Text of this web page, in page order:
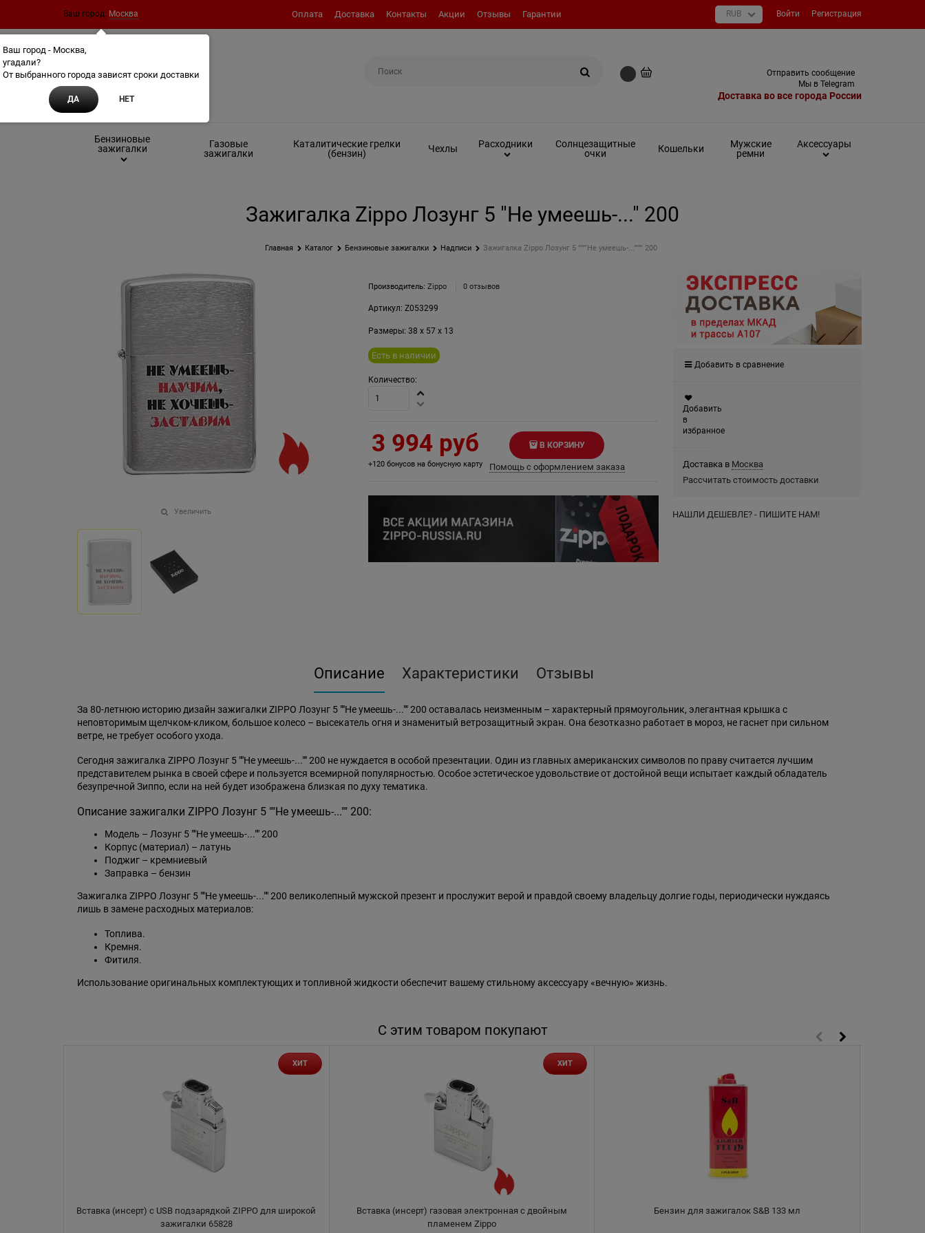
Ваш город: Москва Оплата Доставка Контакты Акции Отзывы Гарантии Войти Регистрация
Отправить сообщение
Мы в Telegram
Доставка во все города России
Бензиновые
зажигалки
Газовые
зажигалки
Каталитические грелки
(бензин)
Чехлы Расходники
Солнцезащитные
очки
Кошельки
Мужские
ремни
Аксессуары
Зажигалка Zippo Лозунг 5 "Не умеешь-..." 200
Главная Каталог Бензиновые зажигалки Надписи Зажигалка Zippo Лозунг 5 """"Не умеешь-..."""" 200
Увеличить
Производитель: Zippo 0 отзывов
Артикул: Z053299
Размеры: 38 x 57x 13
Есть в наличии
Количество:
3 994 руб
+120 бонусов на бонусную карту
В КОРЗИНУ
Помощь с оформлением заказа
Добавить в сравнение
Добавить
в
избранное
Доставка в Москва
Рассчитать стоимость доставки
НАШЛИ ДЕШЕВЛЕ? - ПИШИТЕ НАМ!
Описание Характеристики Отзывы
За 80-летнюю историю дизайн зажигалки ZIPPO Лозунг 5 ""Не умеешь-..."" 200 оставалась неизменным – характерный прямоугольник, элегантная крышка с
неповторимым щелчком-кликом, большое колесо – высекатель огня и знаменитый ветрозащитный экран. Она безотказно работает в мороз, не гаснет при сильном
ветре, не требует особого ухода.
Сегодня зажигалка ZIPPO Лозунг 5 ""Не умеешь-..."" 200 не нуждается в особой презентации. Один из главных американских символов по праву считается лучшим
представителем рынка в своей сфере и пользуется всемирной популярностью. Особое эстетическое удовольствие от достойной вещи испытает каждый обладатель
безупречной Зиппо, если на ней будет изображена близкая по духу тематика.
Описание зажигалки ZIPPO Лозунг 5 ""Не умеешь-..."" 200:
Модель – Лозунг 5 ""Не умеешь-..."" 200
Корпус (материал) – латунь
Поджиг – кремниевый
Заправка – бензин
Зажигалка ZIPPO Лозунг 5 ""Не умеешь-..."" 200 великолепный мужской презент и прослужит верой и правдой своему владельцу долгие годы, периодически нуждаясь
лишь в замене расходных материалов:
Топлива.
Кремня.
Фитиля.
Использование оригинальных комплектующих и топливной жидкости обеспечит вашему стильному аксессуару «вечную» жизнь.
С этим товаром покупают
Вставка (инсерт) с USB подзарядкой ZIPPO для широкой
зажигалки 65828
ХИТ
Вставка (инсерт) газовая электронная с двойным
пламенем Zippo
ХИТ
Бензин для зажигалок S&B 133 мл
Ваш город - Москва,
угадали?
От выбранного города зависят сроки доставки
ДА НЕТ